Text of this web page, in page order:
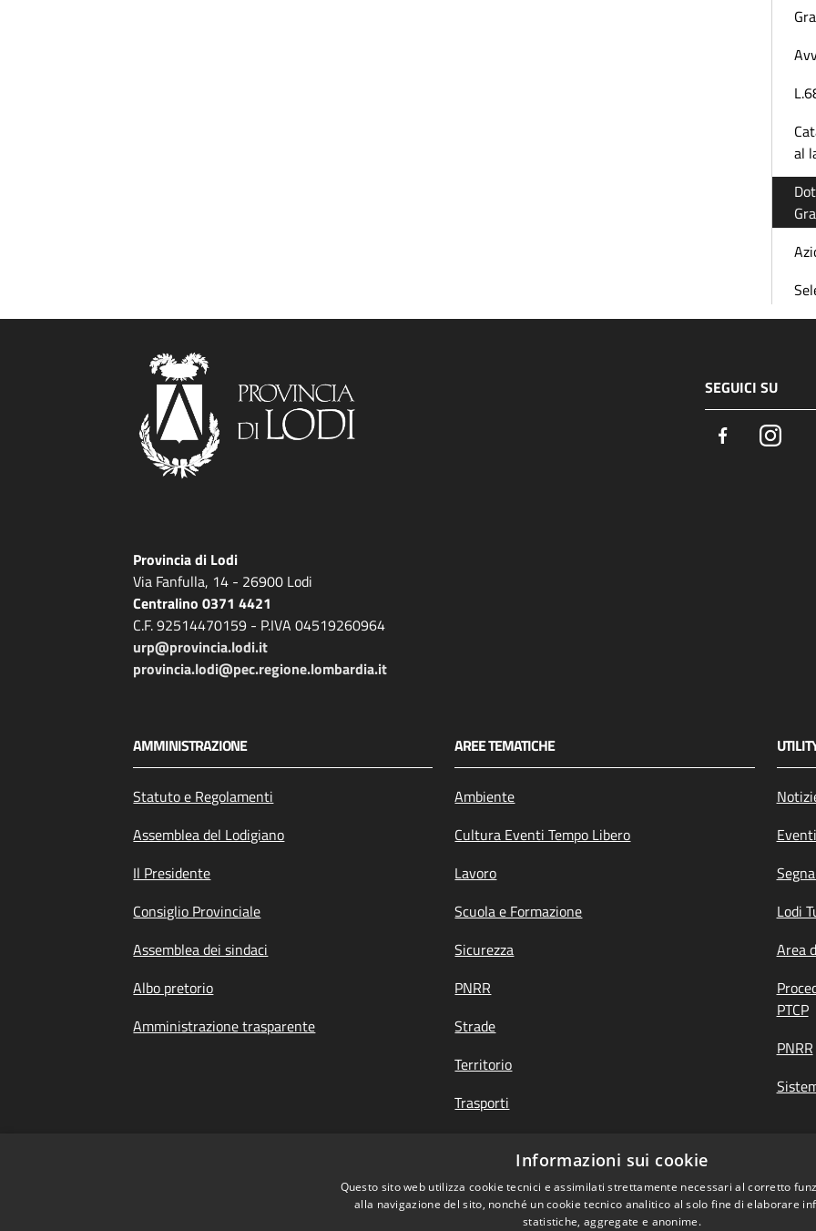
al
SEGUICI SU
Facebook
Provincia di Lodi
Via Fanfulla, 14 - 26900 Lodi
Centralino 0371 4421
C.F. 92514470159 - P.IVA 04519260964
urp@provincia.lodi.it
provincia.lodi@pec.regione.lombardia.it
AMMINISTRAZIONE
Statuto e Regolamenti
Assemblea del Lodigiano
Il Presidente
Consiglio Provinciale
Assemblea dei sindaci
Albo pretorio
Amministrazione trasparente
AREE TEMATICHE
Ambiente
Cultura Eventi Tempo Libero
Lavoro
Scuola e Formazione
Sicurezza
PNRR
Strade
Territorio
Trasporti
Eventi
Lodi
Area
PTCP
PNRR
Meccanismo di Feedback |Obiettivi accessibilità
Informazioni sui cookie
Questo sito web utilizza cookie tecnici e assimilati strettamente necessari al corretto
alla navigazione del sito, nonché un cookie tecnico analitico al solo fine di elaborare
statistiche, aggregate e anonime.